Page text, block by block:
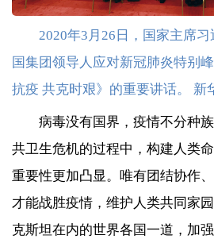
2020年3月26日，国家主席
国集团领导人应对新冠肺炎特别
抗疫 共克时艰》的重要讲话。 新
病毒没有国界，疫情不分种
共卫生危机的过程中，构建人类
重要性更加凸显。唯有团结协作
才能战胜疫情，维护人类共同家
克斯坦在内的世界各国一道，加